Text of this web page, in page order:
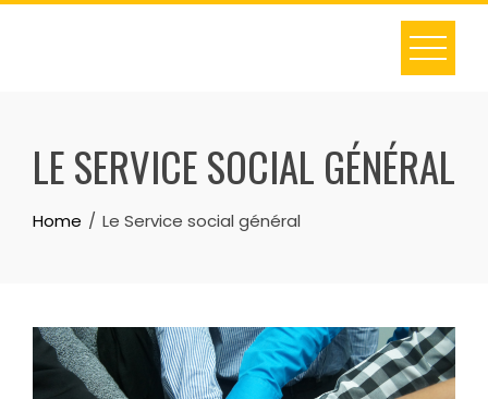
LE SERVICE SOCIAL GÉNÉRAL
Home Le Service social général